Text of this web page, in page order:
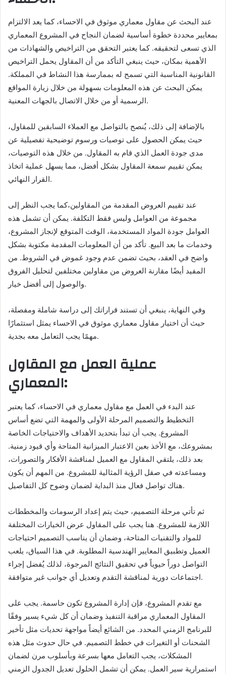
عند البحث عن مقاول معماري موثوق في الاحساء، كما يعد الالتزام
بمعايير محددة خطوة أساسية لضمان النجاح في المشروع المعماري
الذي تسعى لتحقيقه. كما يعتبر التحقق من التراخيص والشهادات من
الأهمية بمكان، حيث ينبغي التأكد من أن المقاول يحمل التراخيص
القانونية المناسبة التي تسمح له بممارسة هذا النشاط في المملكة.
يمكن البحث عن هذه المعلومات بسهولة من خلال زيارة المواقع
الرسمية أو من خلال الاتصال بالجهات المعنية.
بالإضافة إلى ذلك، يُنصح بالتواصل مع العملاء السابقين للمقاول،
حيث يمكن الحصول على توصيات ورسوم توضيحية تفصيلية عن
مدى جودة العمل الذي قام به المقاول. من خلال هذه التوصيات،
يمكن تقييم سمعة المقاول بشكل أفضل، مما يسهل عملية اتخاذ
القرار النهائي.
عند تقييم العروض المقدمة من المقاولين،كما يجب النظر إلى
مجموعة من العوامل وليس فقط التكلفة. يمكن أن تشمل هذه
العوامل جودة المواد المستخدمة، الوقت المتوقع لإنجاز المشروع،
وخدمات ما بعد البيع. تأكد من أن المعلومات المقدمة مكتوبة بشكل
واضح في العقد، بحيث تضمن عدم وجود غموض في الشروط. من
المفيد أيضًا مقارنة العروض من مقاولين مختلفين لتحليل الفروق
والوصول إلى أفضل خيار.
وفي النهاية، ينبغي أن تستند قراراتك إلى دراسة شاملة ومفصلة،
حيث أن اختيار مقاول معماري موثوق في الاحساء يمثل استثمارًا
مهمًا يجب التعامل معه بجدية.
عملية العمل مع المقاول
المعماري:
عند البدء في العمل مع مقاول معماري في الاحساء، كما يعتبر
التخطيط والتصميم المرحلة الأولى والمهمة التي تضع أساس
المشروع. يجب أن تبدأ بتحديد الأهداف والاحتياجات الخاصة
بمشروعك، مع الأخذ بعين الاعتبار الميزانية المتاحة وأي قيود زمنية.
بعد ذلك، يلتقي المقاول مع العميل لمناقشة الأفكار والتصورات،
ومساعدته في صقل الرؤية المثالية للمشروع. من المهم أن يكون
هناك تواصل فعال منذ البداية لضمان وضوح كل التفاصيل.
ثم تأتي مرحلة التصميم، حيث يتم إعداد الرسومات والمخططات
اللازمة للمشروع. هنا يجب على المقاول عرض الخيارات المختلفة
للمواد والتقنيات المتاحة، وضمان أن يناسب التصميم احتياجات
العميل وتطبيق المعايير الهندسية المطلوبة. في هذا السياق، يلعب
التواصل دوراً حيوياً في تحقيق النتائج المرجوة، لذلك يُفضل إجراء
اجتماعات دورية لمناقشة التقدم وتعديل أي جوانب غير متوافقة.
مع تقدم المشروع، فإن إدارة المشروع تكون حاسمة. يجب على
المقاول المعماري مراقبة التنفيذ وضمان أن كل شيء يسير وفقًا
للبرنامج الزمني المحدد. من الشائع أيضاً مواجهة تحديات مثل تأخير
الشحنات أو التغيرات في خطط التصميم. في حال حدوث مثل هذه
المشكلات، يجب التعامل معها بسرعة وبأسلوب مرن لضمان
استمرارية سير العمل. يمكن أن تشمل الحلول تعديل الجدول الزمني